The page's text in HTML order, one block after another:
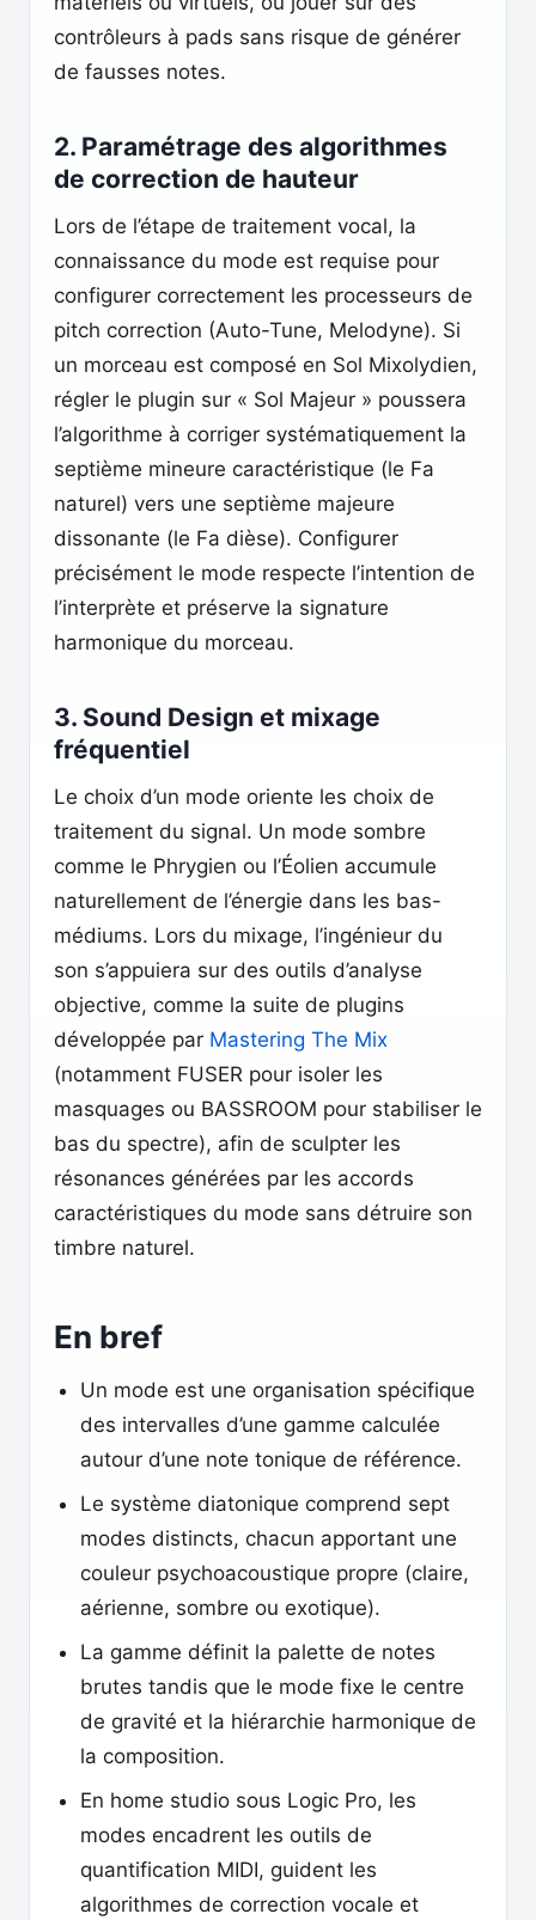
contrôleurs à pads sans risque de générer
de fausses notes.
2. Paramétrage des algorithmes
de correction de hauteur
Lors de l’étape de traitement vocal, la
connaissance du mode est requise pour
configurer correctement les processeurs de
pitch correction (Auto-Tune, Melodyne). Si
un morceau est composé en Sol Mixolydien,
régler le plugin sur « Sol Majeur » poussera
l’algorithme à corriger systématiquement la
septième mineure caractéristique (le Fa
naturel) vers une septième majeure
dissonante (le Fa dièse). Configurer
précisément le mode respecte l’intention de
l’interprète et préserve la signature
harmonique du morceau.
3. Sound Design et mixage
fréquentiel
Le choix d’un mode oriente les choix de
traitement du signal. Un mode sombre
comme le Phrygien ou l’Éolien accumule
naturellement de l’énergie dans les bas-
médiums. Lors du mixage, l’ingénieur du
son s’appuiera sur des outils d’analyse
objective, comme la suite de plugins
développée par Mastering The Mix
(notamment FUSER pour isoler les
masquages ou BASSROOM pour stabiliser le
bas du spectre), afin de sculpter les
résonances générées par les accords
caractéristiques du mode sans détruire son
timbre naturel.
En bref
Un mode est une organisation spécifique
des intervalles d’une gamme calculée
autour d’une note tonique de référence.
Le système diatonique comprend sept
modes distincts, chacun apportant une
couleur psychoacoustique propre (claire,
aérienne, sombre ou exotique).
La gamme définit la palette de notes
brutes tandis que le mode fixe le centre
de gravité et la hiérarchie harmonique de
la composition.
En home studio sous Logic Pro, les
modes encadrent les outils de
quantification MIDI, guident les
algorithmes de correction vocale et